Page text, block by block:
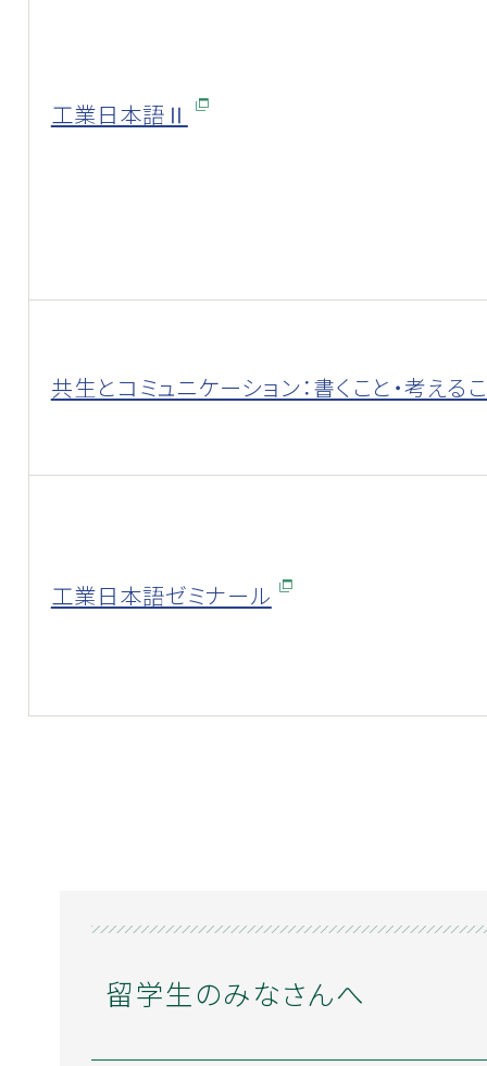
工業日本語Ⅱ
共生とコミュニケーション：書くこと・考える
工業日本語ゼミナール
留学生のみなさんへ